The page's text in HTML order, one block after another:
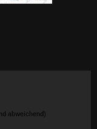
abweichend)